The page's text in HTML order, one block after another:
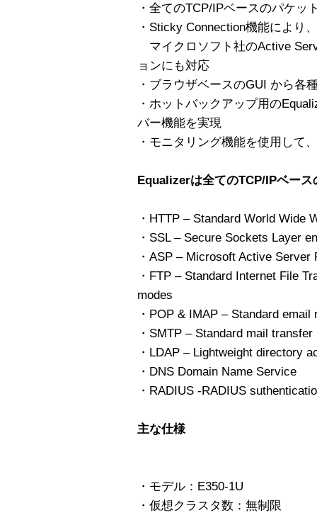
・全てのTCP/IPベースのパケッ
・Sticky Connection機能により
マイクロソフト社のActive
ョンにも対応
・ブラウザベースのGUI から各
・ホットバックアップ用の
バー機能を実現
・モニタリング機能を使用して
Equalizerは全てのTCP/IPベー
・HTTP – Standard World Wide
・SSL – Secure Sockets Layer
・ASP – Microsoft Active Server
・FTP – Standard Internet File
modes
・POP & IMAP – Standard
・SMTP – Standard mail
・LDAP – Lightweight directory
・DNS Domain Name Service
・RADIUS -RADIUS
主な仕様
・モデル：E350-1U
・仮想クラスタ数：無制限